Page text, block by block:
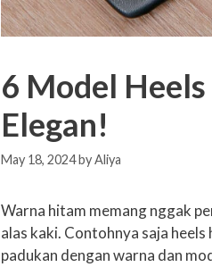
6 Model
Elegan!
May 18, 2024 byAliya
Warna hitam memang nggak
alas kaki. Contohnya saja
padukan dengan warna dan